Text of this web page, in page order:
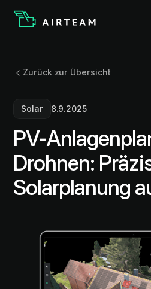
Zurück zur Übersicht
Solar 8.9.2025
PV-
Drohnen:
Solarplanung